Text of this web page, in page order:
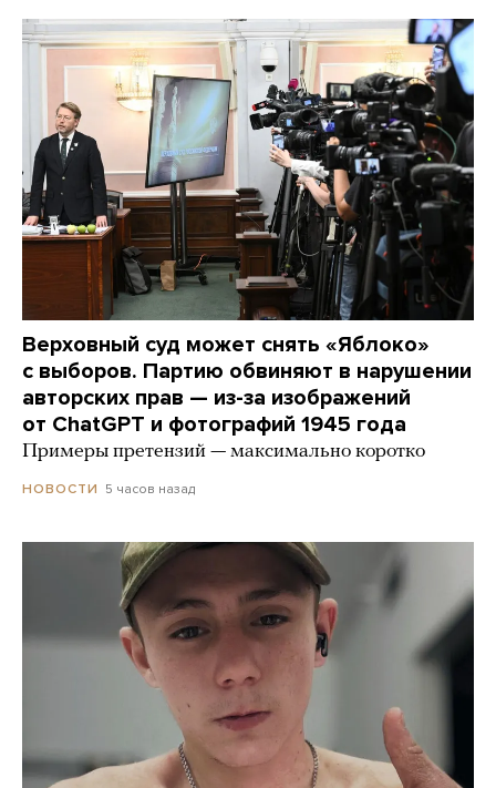
Верховный суд может снять «Яблоко»
с выборов. Партию обвиняют в нарушении
авторских прав — из-за изображений
от ChatGPT и фотографий 1945 года
Примеры претензий — максимально коротко
НОВОСТИ 5 часов назад